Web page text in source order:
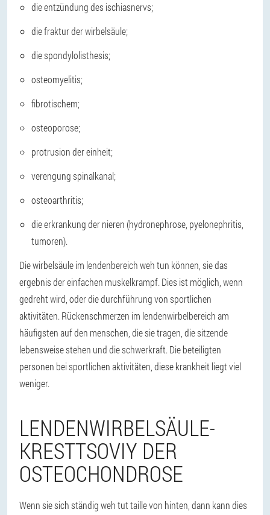
die entzündung des ischiasnervs;
die fraktur der wirbelsäule;
die spondylolisthesis;
osteomyelitis;
fibrotischem;
osteoporose;
protrusion der einheit;
verengung spinalkanal;
osteoarthritis;
die erkrankung der nieren (hydronephrose, pyelonephritis,
tumoren).
Die wirbelsäule im lendenbereich weh tun können, sie das
ergebnis der einfachen muskelkrampf. Dies ist möglich, wenn
gedreht wird, oder die durchführung von sportlichen
aktivitäten. Rückenschmerzen im lendenwirbelbereich am
häufigsten auf den menschen, die sie tragen, die sitzende
lebensweise stehen und die schwerkraft. Die beteiligten
personen bei sportlichen aktivitäten, diese krankheit liegt viel
weniger.
LENDENWIRBELSÄULE-
KRESTTSOVIY DER
OSTEOCHONDROSE
Wenn sie sich ständig weh tut taille von hinten, dann kann dies